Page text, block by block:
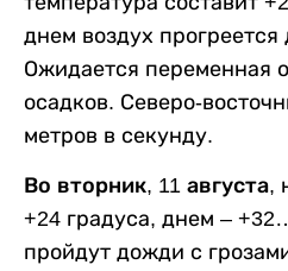
днем воздух
Ожидается переменная
осадков. Северо-
метров в секунду.
Во вторник, 11 августа,
+24 градуса, днем –
пройдут дожди с